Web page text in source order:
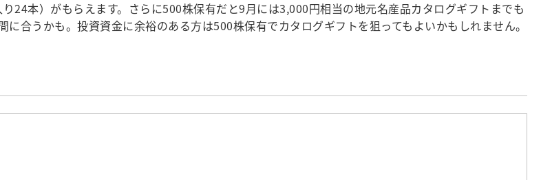
本）がもらえます。さらに500株保有だと9月には3,000円相当の地元名産品カタログギフトまでも
合うかも。投資資金に余裕のある方は500株保有でカタログギフトを狙ってもよいかもしれません。